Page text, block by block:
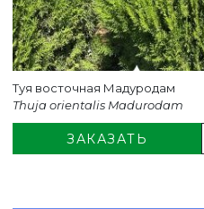
Туя восточная Мадуродам
Thuja orientalis Madurodam
ЗАКАЗАТЬ